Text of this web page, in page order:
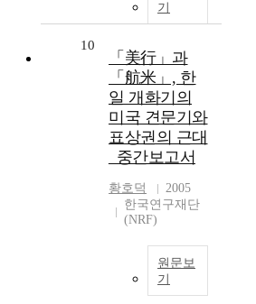
기
10
「美行」과
「航米」, 한
일 개화기의
미국 견문기와
표상권의 근대
_중간보고서
황호덕
2005
한국연구재단
(NRF)
원문보
기